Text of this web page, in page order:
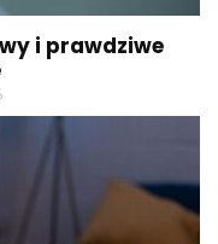
i prawdziwe